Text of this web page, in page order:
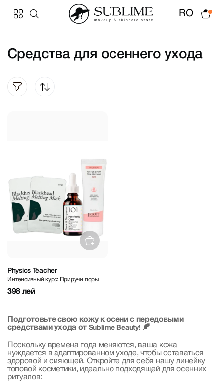
RO
Средства для осеннего ухода
Physics Teacher
Интенсивный курс: Приручи поры
398 лей
Подготовьте свою кожу к осени с передовыми
средствами ухода от Sublime Beauty! 🍂
Поскольку времена года меняются, ваша кожа
нуждается в адаптированном уходе, чтобы оставаться
здоровой и сияющей. Откройте для себя нашу линейку
топовой косметики, идеально подходящей для осенних
ритуалов: